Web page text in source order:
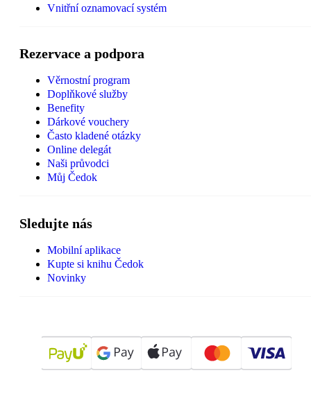
Vnitřní oznamovací systém
Rezervace a podpora
Věrnostní program
Doplňkové služby
Benefity
Dárkové vouchery
Často kladené otázky
Online delegát
Naši průvodci
Můj Čedok
Sledujte nás
Mobilní aplikace
Kupte si knihu Čedok
Novinky